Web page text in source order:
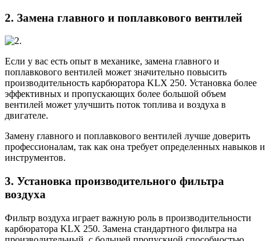
2. Замена главного и поплавкового вентилей
Если у вас есть опыт в механике, замена главного и
поплавкового вентилей может значительно повысить
производительность карбюратора KLX 250. Установка более
эффективных и пропускающих более большой объем
вентилей может улучшить поток топлива и воздуха в
двигателе.
Замену главного и поплавкового вентилей лучше доверить
профессионалам, так как она требует определенных навыков и
инструментов.
3. Установка производительного фильтра
воздуха
Фильтр воздуха играет важную роль в производительности
карбюратора KLX 250. Замена стандартного фильтра на